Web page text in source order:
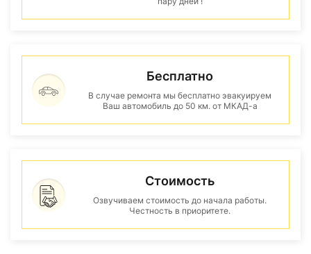
Бесплатно
В случае ремонта мы бесплатно эвакуируем
Ваш автомобиль до 50 км. от МКАД-а
Стоимость
Озвучиваем стоимость до начала работы.
Честность в приоритете.